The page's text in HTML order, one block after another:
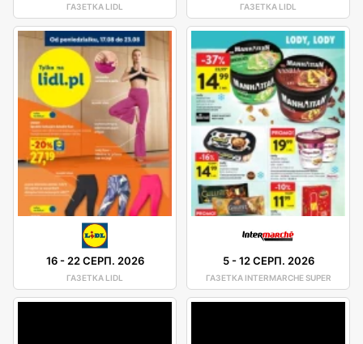
ГАЗЕТКА LIDL ГАЗЕТКА LIDL
16- 22 СЕРП. 2026
ГАЗЕТКА LIDL
5-12 СЕРП. 2026
ГАЗЕТКА INTERMARCHE SUPER